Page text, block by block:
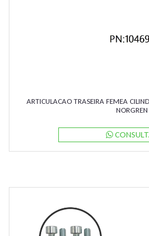
ARTICULACAO TRASEIRA FEMEA
NORGREN